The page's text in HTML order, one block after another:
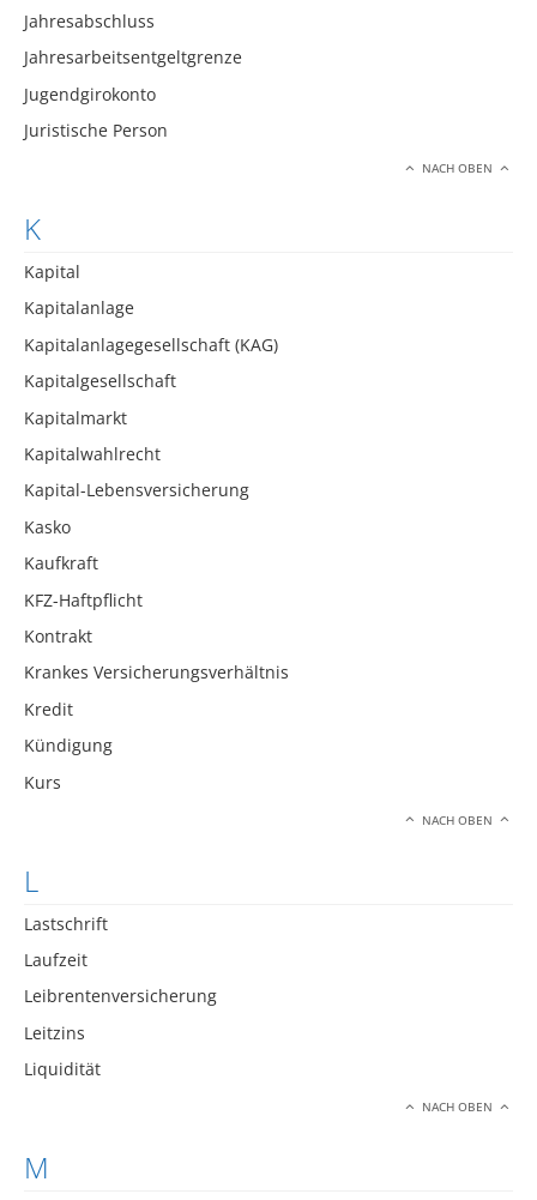
Jahresabschluss
Jahresarbeitsentgeltgrenze
Jugendgirokonto
Juristische Person
NACH OBEN
K
Kapital
Kapitalanlage
Kapitalanlagegesellschaft (KAG)
Kapitalgesellschaft
Kapitalmarkt
Kapitalwahlrecht
Kapital-Lebensversicherung
Kasko
Kaufkraft
KFZ-Haftpflicht
Kontrakt
Krankes Versicherungsverhältnis
Kredit
Kündigung
Kurs
NACH OBEN
L
Lastschrift
Laufzeit
Leibrentenversicherung
Leitzins
Liquidität
NACH OBEN
M